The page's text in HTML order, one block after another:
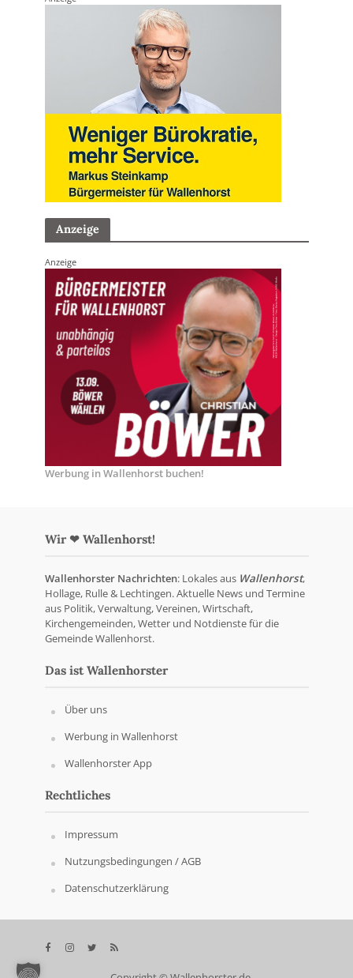
Anzeige
Anzeige
Werbung in Wallenhorst buchen!
Wir ❤ Wallenhorst!
Wallenhorster Nachrichten: Lokales aus Wallenhorst,
Hollage, Rulle & Lechtingen. Aktuelle News und Termine
aus Politik, Verwaltung, Vereinen, Wirtschaft,
Kirchengemeinden, Wetter und Notdienste für die
Gemeinde Wallenhorst.
Das ist Wallenhorster
Über uns
Werbung in Wallenhorst
Wallenhorster App
Rechtliches
Impressum
Nutzungsbedingungen / AGB
Datenschutzerklärung